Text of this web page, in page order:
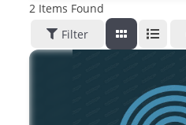
2 Items Found
Filter